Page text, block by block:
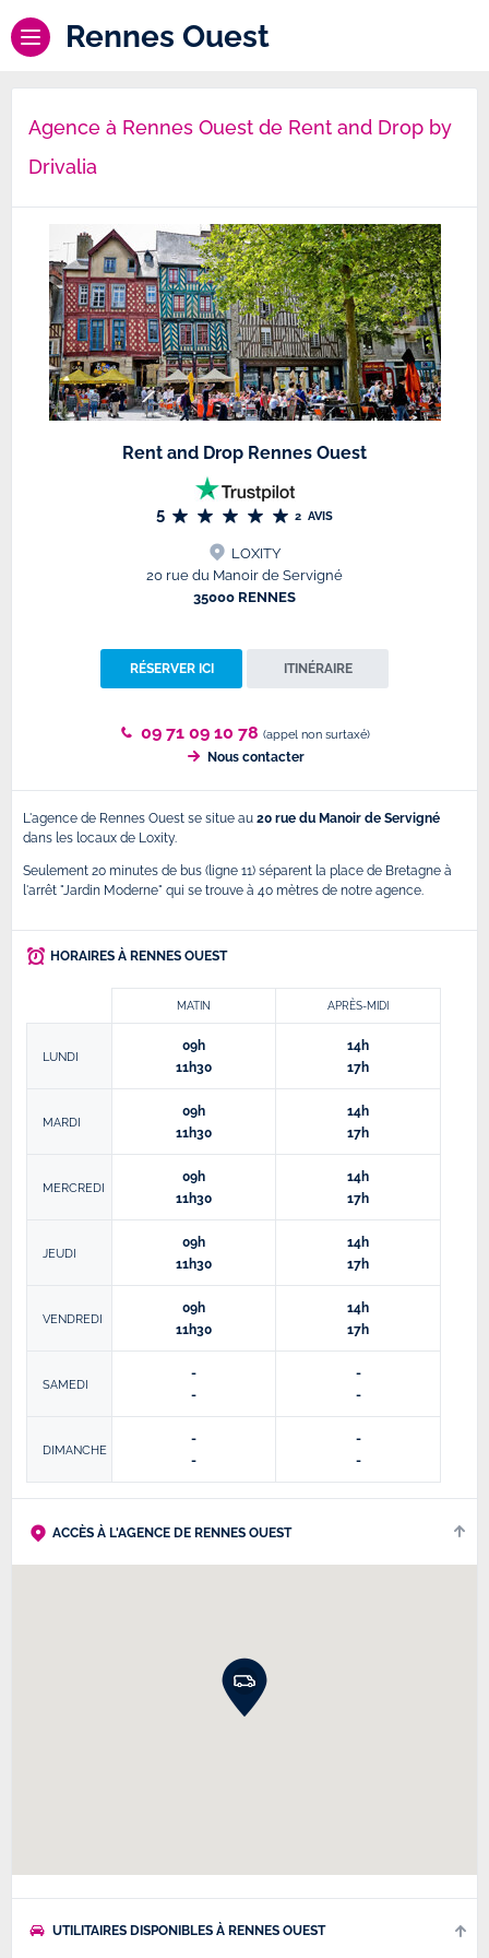
Rennes Ouest
Agence à Rennes Ouest de Rent and Drop by
Drivalia
Rent and Drop Rennes Ouest
5 2 AVIS
LOXITY
20 rue du Manoir de Servigné
35000 RENNES
RÉSERVER ICI ITINÉRAIRE
09 71 09 10 78 (appel non surtaxé)
Nous contacter
L'agence de Rennes Ouest se situe au 20 rue du Manoir de Servigné
dans les locaux de Loxity.
Seulement 20 minutes de bus (ligne 11) séparent la place de Bretagne à
l'arrêt "Jardin Moderne" qui se trouve à 40 mètres de notre agence.
HORAIRES À RENNES OUEST
MATIN APRÈS-MIDI
LUNDI
09h
11h30
14h
17h
MARDI
09h
11h30
14h
17h
MERCREDI
09h
11h30
14h
17h
JEUDI
09h
11h30
14h
17h
VENDREDI
09h
11h30
14h
17h
SAMEDI
-
-
-
-
DIMANCHE
-
-
-
-
ACCÈS À L'AGENCE DE RENNES OUEST
UTILITAIRES DISPONIBLES À RENNES OUEST